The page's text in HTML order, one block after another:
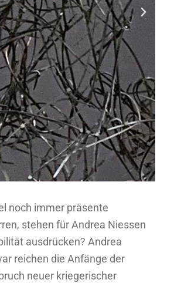
noch immer präsente
stehen für Andrea Niessen
ausdrücken? Andrea
reichen die Anfänge der
neuer kriegerischer